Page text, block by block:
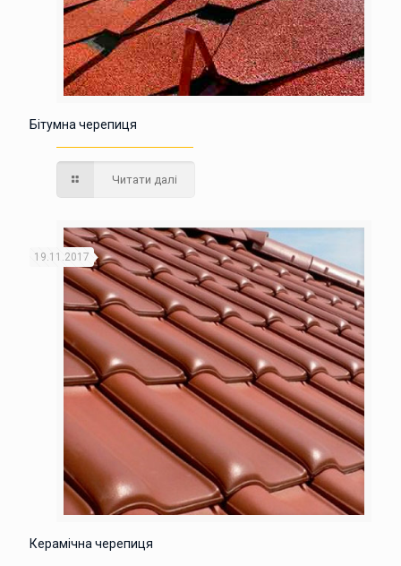
Бітумна черепиця
Читати далі
19.11.2017
Керамічна черепиця